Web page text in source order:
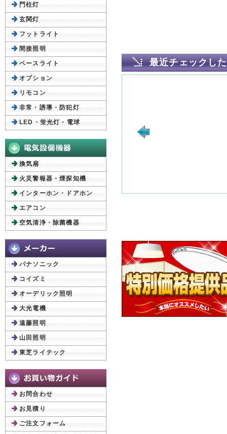
最近チェックし
門柱灯
玄関灯
フットライト
間接照明
ベースライト
オプション
リモコン
非常・誘導・防犯灯
LED・蛍光灯・電球
換気扇
火災警報器・煙探知機
インターホン・ドアホン
エアコン
空気清浄・除菌機器
パナソニック
コイズミ
オーデリック照明
大光電機
遠藤照明
山田照明
東芝ライテック
お問合わせ
お見積り
ご注文フォーム